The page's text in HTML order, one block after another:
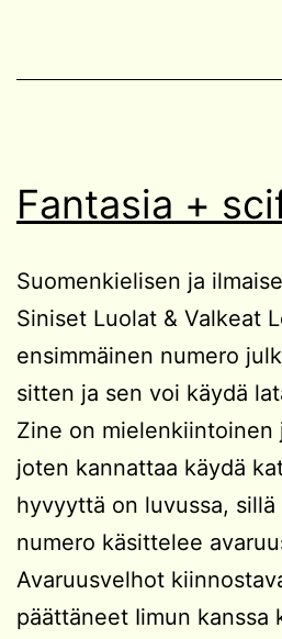
Fantasia +
Suomenkielisen ja
Siniset Luolat & Valkeat
ensimmäinen numero
sitten ja sen voi käydä
Zine on mielenkiintoinen
joten kannattaa käydä
hyvyyttä on luvussa,
numero käsittelee
Avaruusvelhot
päättäneet Iimun kanssa